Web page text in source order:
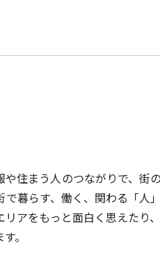
住まう人のつながりで、街
暮らす、働く、関わる「
アをもっと面白く思えたり
。